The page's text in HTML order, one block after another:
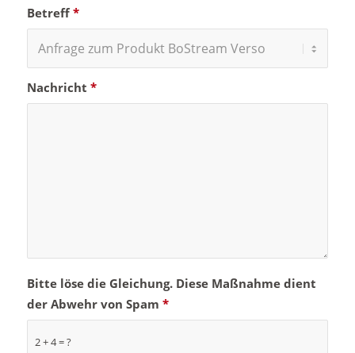
Betreff*
Nachricht *
2 + 4 = ?
Bitte löse die Gleichung. Diese Maßnahme dient
der Abwehr von Spam *